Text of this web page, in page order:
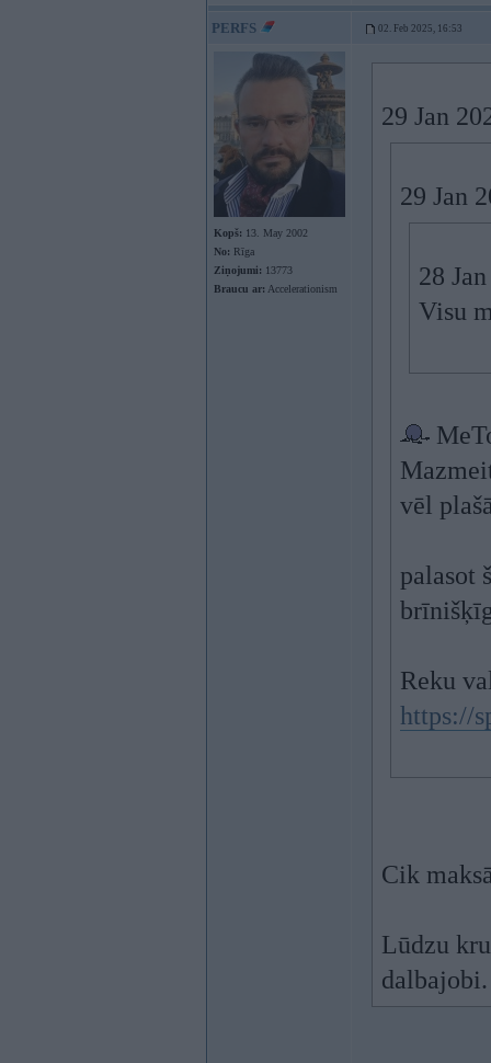
PERFS 02. Feb 2025, 16:53
Kopš: 13. May 2002
No: Rīga
Ziņojumi: 13773
Braucu ar: Accelerationism
29 Jan
29 Jan
28
Visu
vēl
palasot
Reku
https://
Cik
Lūdzu
dalbajobi.